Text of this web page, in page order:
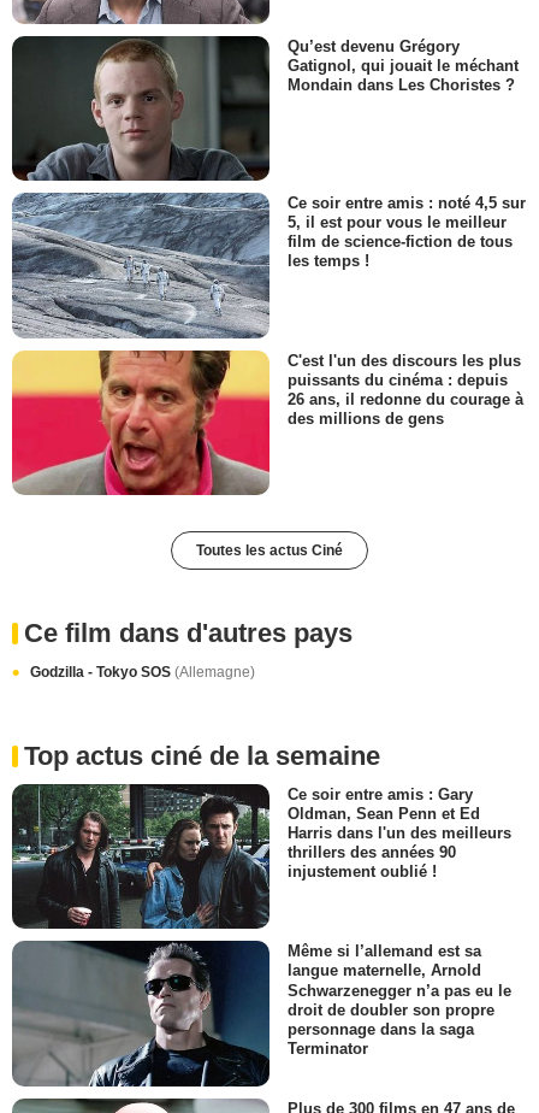
Qu’est devenu Grégory
Gatignol, qui jouait le méchant
Mondain dans Les Choristes ?
Ce soir entre amis : noté 4,5 sur
5, il est pour vous le meilleur
film de science-fiction de tous
les temps !
C'est l'un des discours les plus
puissants du cinéma : depuis
26 ans, il redonne du courage à
des millions de gens
Toutes les actus Ciné
Ce film dans d'autres pays
Godzilla - Tokyo SOS (Allemagne)
Top actus ciné de la semaine
Ce soir entre amis : Gary
Oldman, Sean Penn et Ed
Harris dans l'un des meilleurs
thrillers des années 90
injustement oublié !
Même si l’allemand est sa
langue maternelle, Arnold
Schwarzenegger n’a pas eu le
droit de doubler son propre
personnage dans la saga
Terminator
Plus de 300 films en 47 ans de